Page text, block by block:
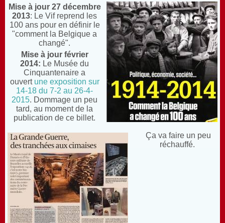
Mise à jour 27 décembre
2013: Le Vif reprend les
100 ans pour en définir le
"comment la Belgique a
changé".
Mise à jour février
2014: Le Musée du
Cinquantenaire a
ouvert une exposition sur
14-18 du 7-2 au 26-4-
2015. Dommage un peu
tard, au moment de la
publication de ce billet.
Ça va faire un peu
réchauffé.